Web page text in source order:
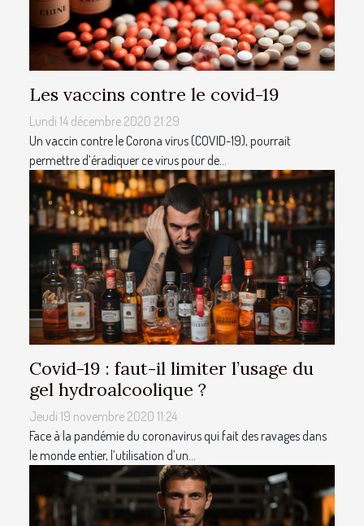
Les vaccins contre le covid-19
Lundi 14 décembre 2020 21:29
Un vaccin contre le Corona virus (COVID-19), pourrait
permettre d’éradiquer ce virus pour de...
Covid-19 : faut-il limiter l’usage du
gel hydroalcoolique ?
Jeudi 19 novembre 2020 11:24
Face à la pandémie du coronavirus qui fait des ravages dans
le monde entier, l’utilisation d’un...